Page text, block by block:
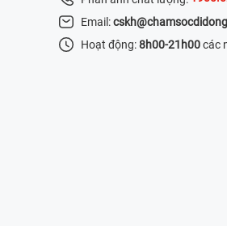
Email:
Hoạt động:8h00-21h00các